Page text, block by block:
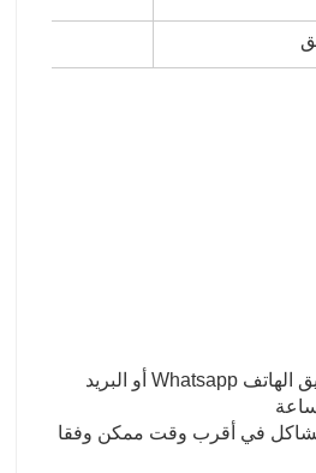
1. الدعم الفني عن طريق الهاتف Whatsapp أو البريد
في أقرب وقت ممكن وفقا